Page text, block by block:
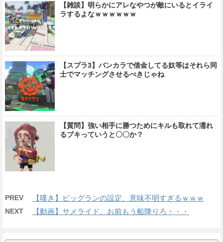
【雑談】明らかにアレなやつが敵にいるとイライ
ラするよなｗｗｗｗｗｗ
【スプラ3】バンカラで借金してる奴等はそれら同
士でマッチングさせるべきじゃね
【質問】強い相手に勝つためにキルも取れて濡れ
るブキっていうと〇〇か？
PREV 【嘆き】ビッグランの設定、意味不明すぎるｗｗｗ
NEXT 【動画】サメライド、お前もう船降りろ・・・